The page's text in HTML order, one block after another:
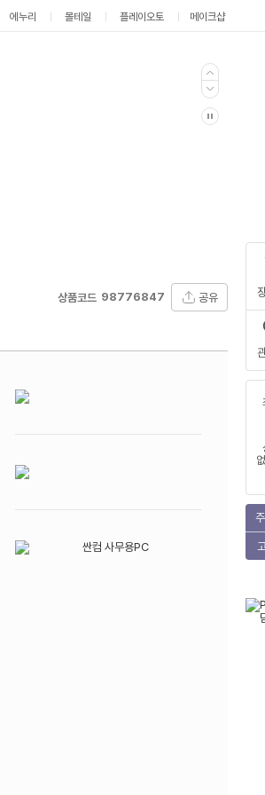
에누리 몰테일 플레이오토 메이크샵
상품코드 98776847 공유